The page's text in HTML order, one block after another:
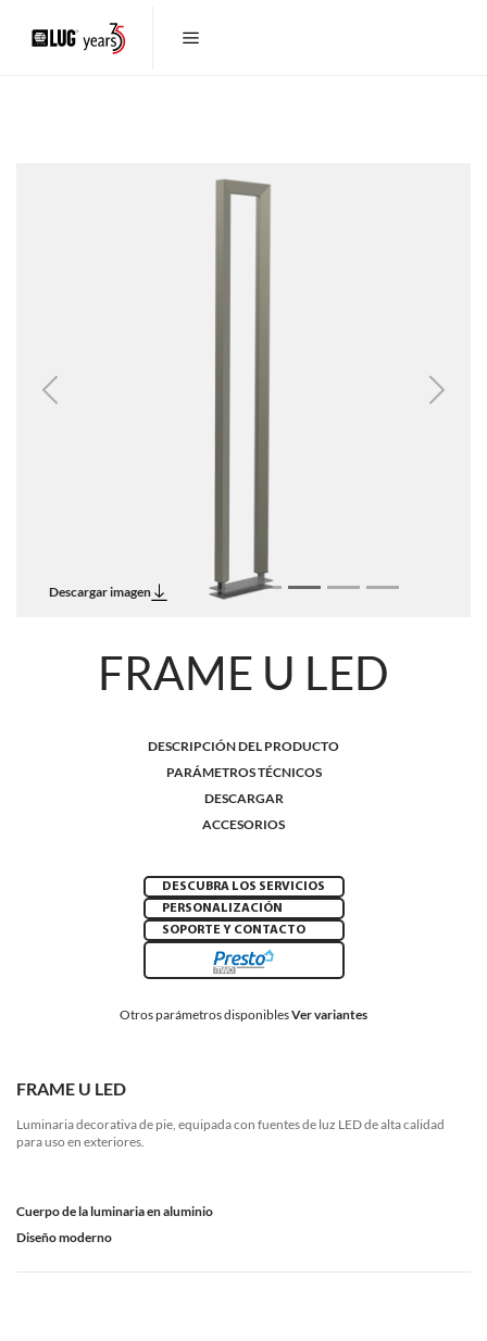
Previous Next
Descargar imagen
FRAME U LED
DESCRIPCIÓN DEL PRODUCTO
PARÁMETROS TÉCNICOS
DESCARGAR
ACCESORIOS
DESCUBRA LOS SERVICIOS
PERSONALIZACIÓN
SOPORTE Y CONTACTO
Otros parámetros disponiblesVer variantes
FRAME U LED
Luminaria decorativa de pie, equipada con fuentes de luz LED de alta calidad
para uso en exteriores.
Cuerpo de la luminaria en aluminio
Diseño moderno